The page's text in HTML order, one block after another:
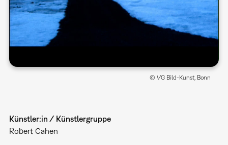
© VG Bild-Kunst, Bonn
Künstler:in / Künstlergruppe
Robert Cahen